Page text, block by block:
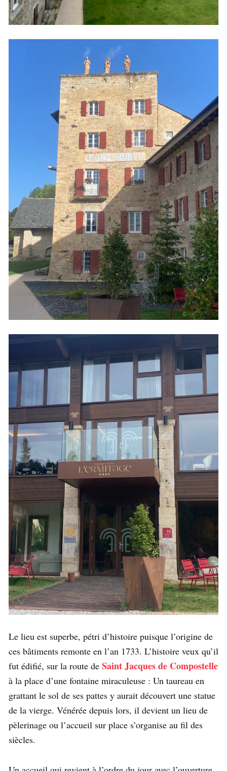
Le lieu est superbe, pétri d’histoire puisque l’origine de
ces bâtiments remonte en l’an 1733. L’histoire veux qu’il
fut édifié, sur la route de Saint Jacques de Compostelle
à la place d’une fontaine miraculeuse : Un taureau en
grattant le sol de ses pattes y aurait découvert une statue
de la vierge. Vénérée depuis lors, il devient un lieu de
pèlerinage ou l’accueil sur place s’organise au fil des
siècles.